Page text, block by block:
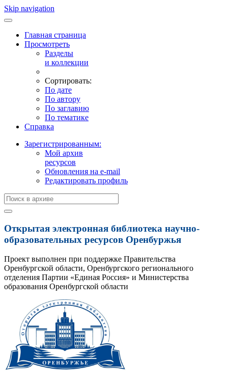
Skip navigation
Главная страница
Просмотреть
Разделы
и коллекции
Сортировать:
По дате
По автору
По заглавию
По тематике
Справка
Зарегистрированным:
Мой архив
ресурсов
Обновления на e-mail
Редактировать профиль
Открытая электронная библиотека научно-
образовательных ресурсов Оренбуржья
Проект выполнен при поддержке Правительства
Оренбургской области, Оренбургского регионального
отделения Партии «Единая Россия» и Министерства
образования Оренбургской области